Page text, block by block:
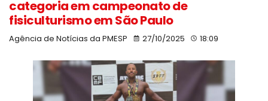
categoria em campeonato de
fisiculturismo em São Paulo
Agência de Notícias da PMESP 27/10/2025 18:09